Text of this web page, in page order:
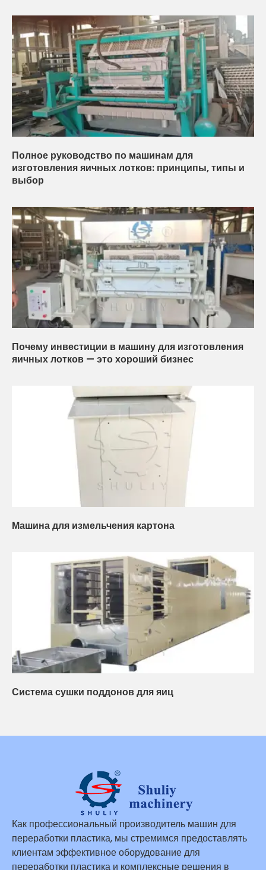
Полное руководство по машинам для
изготовления яичных лотков: принципы, типы и
выбор
Почему инвестиции в машину для изготовления
яичных лотков — это хороший бизнес
Машина для измельчения картона
Система сушки поддонов для яиц
Как профессиональный производитель машин для
переработки пластика, мы стремимся предоставлять
клиентам эффективное оборудование для
переработки пластика и комплексные решения в